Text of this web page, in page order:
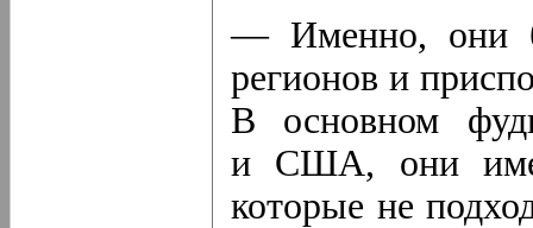
— Именно, они
регионов и
В основном
и США, они
которые не